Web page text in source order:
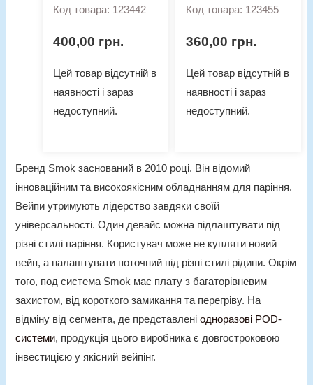
Код товара: 123442
400,00 грн.
Цей товар відсутній в
наявності і зараз
недоступний.
Код товара: 123455
360,00 грн.
Цей товар відсутній в
наявності і зараз
недоступний.
Бренд Smok заснований в 2010 році. Він відомий
інноваційним та високоякісним обладнанням для паріння.
Вейпи утримують лідерство завдяки своїй
універсальності. Один девайс можна підлаштувати під
різні стилі паріння. Користувач може не купляти новий
вейп, а налаштувати поточний під різні стилі рідини. Окрім
того, под система Smok має плату з багаторівневим
захистом, від короткого замикання та перегріву. На
відміну від сегмента, де представлені одноразові POD-
системи, продукція цього виробника є довгостроковою
інвестицією у якісний вейпінг.